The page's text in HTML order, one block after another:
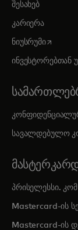
შესახებ
კარიერა
ნიუსრუმიopens
ინვესტორებთან
სავალდებულო
პრისელესსი. კომ
Mastercard-ის
Mastercard-ის